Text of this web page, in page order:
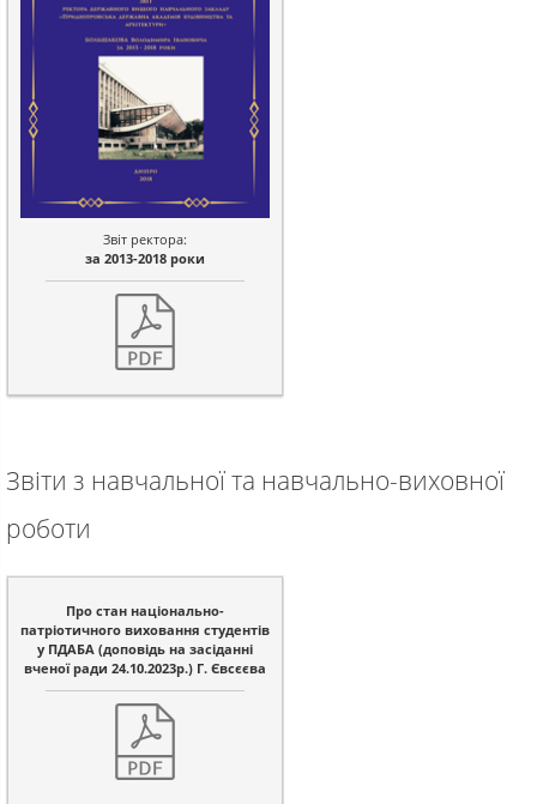
Звіт ректора:
за 2013-2018 роки
Звіти з навчальної та навчально-виховної
роботи
Про стан національно-
патріотичного виховання студентів
у ПДАБА (доповідь на засіданні
вченої ради 24.10.2023р.) Г. Євсєєва